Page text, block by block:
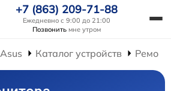
+7 (863) 209-71-88
Ежедневно с 9:00 до 21:00
Позвонить мне утром
Каталог устройств